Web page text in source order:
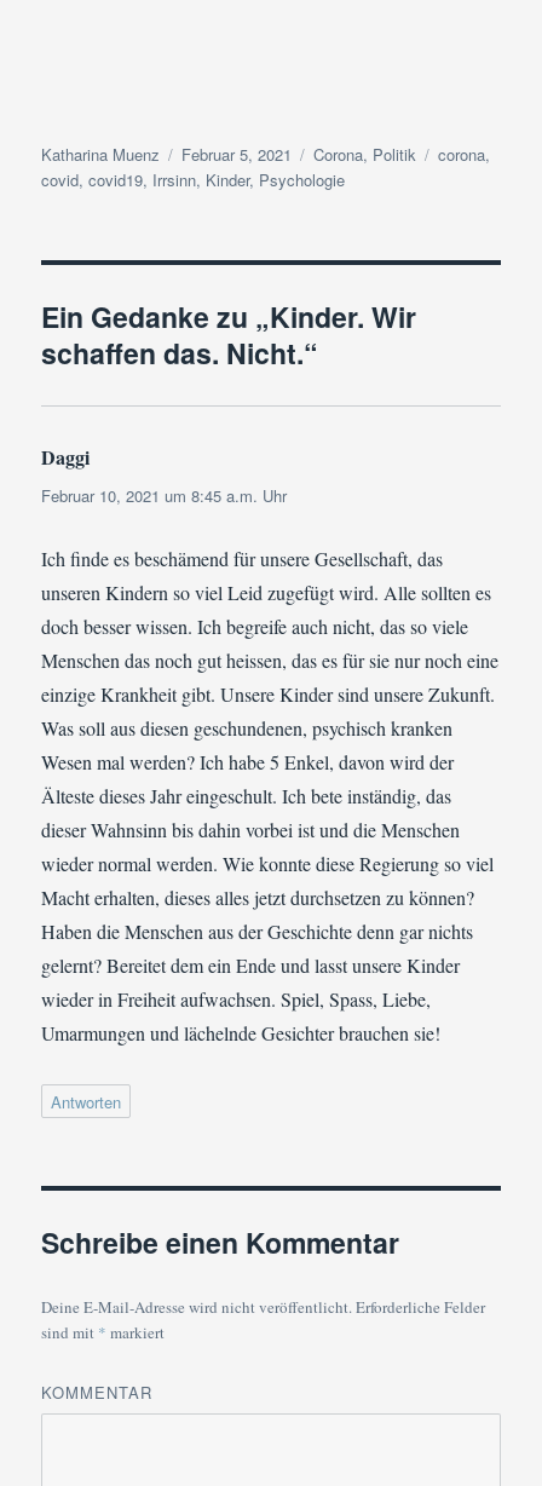
Autor
Katharina Muenz
Veröffentlicht
am
Februar 5, 2021 Kategorien
Corona, Politik Schlagwörter
corona,
covid,covid19, Irrsinn, Kinder, Psychologie
Ein Gedanke zu „Kinder. Wir
schaffen das. Nicht.“
Daggi
Februar 10, 2021 um 8:45 a.m. Uhr
Ich finde es beschämend für unsere Gesellschaft, das
unseren Kindern so viel Leid zugefügt wird. Alle sollten es
doch besser wissen. Ich begreife auch nicht, das so viele
Menschen das noch gut heissen, das es für sie nur noch eine
einzige Krankheit gibt. Unsere Kinder sind unsere Zukunft.
Was soll aus diesen geschundenen, psychisch kranken
Wesen mal werden? Ich habe 5 Enkel, davon wird der
Älteste dieses Jahr eingeschult. Ich bete inständig, das
dieser Wahnsinn bis dahin vorbei ist und die Menschen
wieder normal werden. Wie konnte diese Regierung so viel
Macht erhalten, dieses alles jetzt durchsetzen zu können?
Haben die Menschen aus der Geschichte denn gar nichts
gelernt? Bereitet dem ein Ende und lasst unsere Kinder
wieder in Freiheit aufwachsen. Spiel, Spass, Liebe,
Umarmungen und lächelnde Gesichter brauchen sie!
Antworten
Schreibe einen Kommentar
Deine E-Mail-Adresse wird nicht veröffentlicht.Erforderliche Felder
sind mit * markiert
KOMMENTAR